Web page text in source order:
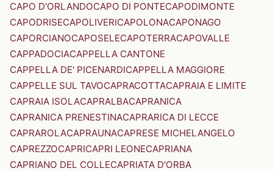
CAPO D'ORLANDOCAPO DI PONTECAPODIMONTE
CAPODRISECAPOLIVERICAPOLONACAPONAGO
CAPORCIANOCAPOSELECAPOTERRACAPOVALLE
CAPPADOCIACAPPELLA CANTONE
CAPPELLA DE' PICENARDICAPPELLA MAGGIORE
CAPPELLE SUL TAVOCAPRACOTTACAPRAIA E LIMITE
CAPRAIA ISOLACAPRALBACAPRANICA
CAPRANICA PRENESTINACAPRARICA DI LECCE
CAPRAROLACAPRAUNACAPRESE MICHELANGELO
CAPREZZOCAPRICAPRI LEONECAPRIANA
CAPRIANO DEL COLLECAPRIATA D'ORBA